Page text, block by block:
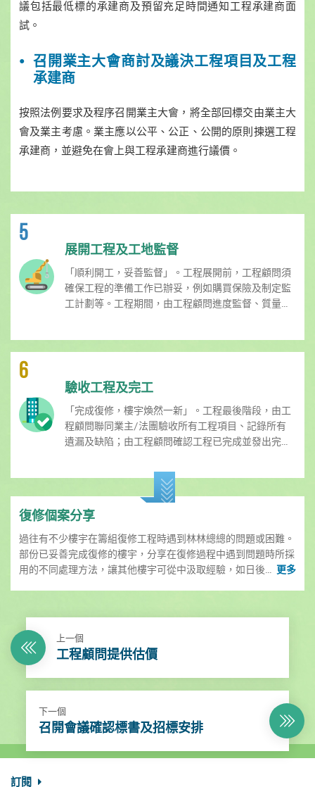
議包括最低標的承建商及預留充足時間通知工程承建商面
試。
召開業主大會商討及議決工程項目及工程
承建商
按照法例要求及程序召開業主大會，將全部回標交由業主大
會及業主考慮。業主應以公平、公正、公開的原則揀選工程
承建商，並避免在會上與工程承建商進行議價。
5
展開工程及工地監督
「順利開工，妥善監督」。工程展開前，工程顧問須
確保工程的準備工作已辦妥，例如購買保險及制定監
工計劃等。工程期間，由工程顧問進度監督、質量...
6
驗收工程及完工
「完成復修，樓宇煥然一新」。工程最後階段，由工
程顧問聯同業主/法團驗收所有工程項目、記錄所有
遺漏及缺陷；由工程顧問確認工程已完成並發出完...
復修個案分享
過往有不少樓宇在籌組復修工程時遇到林林總總的問題或困難。
部份已妥善完成復修的樓宇，分享在復修過程中遇到問題時所採
用的不同處理方法，讓其他樓宇可從中汲取經驗，如日後... 更多
上一個
工程顧問提供估價
下一個
召開會議確認標書及招標安排
訂閱